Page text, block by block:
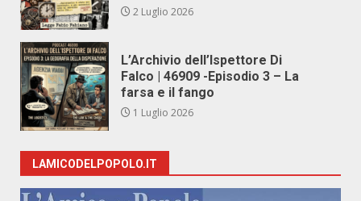
2 Luglio 2026
L’Archivio dell’Ispettore Di
Falco | 46909 -Episodio 3 – La
farsa e il fango
1 Luglio 2026
LAMICODELPOPOLO.IT